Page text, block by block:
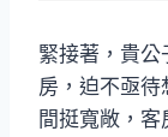
緊接著，貴
房，迫不亟待
間挺寬敞，